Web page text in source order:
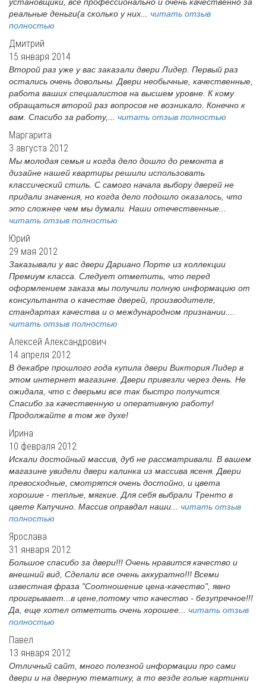
реальные деньги(а сколько у них... читать отзыв
полностью
Дмитрий
15 января 2014
Второй раз уже у вас заказали двери Лидер. Первый раз
остались очень довольны. Двери необычные, качественные,
работа ваших специалистов на высшем уровне. К кому
обращаться второй раз вопросов не возникало. Конечно к
вам. Спасибо за работу,... читать отзыв полностью
Маргарита
3 августа 2012
Мы молодая семья и когда дело дошло до ремонта в
дизайне нашей квартиры решили использовать
классический стиль. С самого начала выбору дверей не
придали значения, но когда дело подошло оказалось, что
это сложнее чем мы думали. Наши отечественные...
читать отзыв полностью
Юрий
29 мая 2012
Заказывали у вас двери Дариано Порте из коллекции
Премиум класса. Следует отметить, что перед
оформлением заказа мы получили полную информацию от
консультанта о качестве дверей, производителе,
стандартах качества и о международном признании....
читать отзыв полностью
Алексей Александрович
14 апреля 2012
В декабре прошлого года купила двери Виктория Лидер в
этом интернет магазине. Двери привезли через день. Не
ожидала, что с дверьми все так быстро получится.
Спасибо за качественную и оперативную работу!
Продолжайте в том же духе!
Ирина
10 февраля 2012
Искали достойный массив, дуб не рассматривали. В вашем
магазине увидели двери калинка из массива ясеня. Двери
превосходные, смотрятся очень достойно, и цвета
хорошие - теплые, мягкие. Для себя выбрали Тренто в
цвете Капучино. Массив оправдал наши... читать отзыв
полностью
Ярослава
31 января 2012
Большое спасибо за двери!!! Очень нравится качество и
внешний вид, Сделали все очень аккуратно!!! Всеми
известная фраза "Соотношение цена-качество", явно
проигрывает...в цене,потому что качество - безупречное!!!
Да, еще хотел отметить очень хорошее... читать отзыв
полностью
Павел
13 января 2012
Отличный сайт, много полезной информации про сами
двери и на дверную тематику, а то везде голые картинки